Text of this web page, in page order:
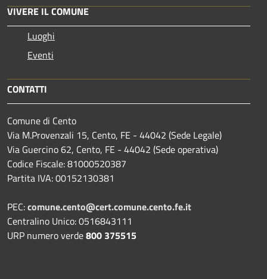
VIVERE IL COMUNE
Luoghi
Eventi
CONTATTI
Comune di Cento
Via M.Provenzali 15, Cento, FE - 44042 (Sede Legale)
Via Guercino 62, Cento, FE - 44042 (Sede operativa)
Codice Fiscale: 81000520387
Partita IVA: 00152130381
PEC:comune.cento@cert.comune.cento.fe.it
Centralino Unico: 0516843111
URP numero verde800 375515